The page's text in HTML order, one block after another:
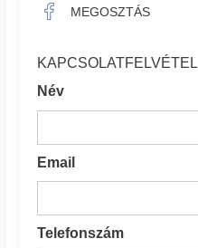
MEGOSZTÁS
KAPCSOLATFELVÉTEL
Név
Email
Telefonszám